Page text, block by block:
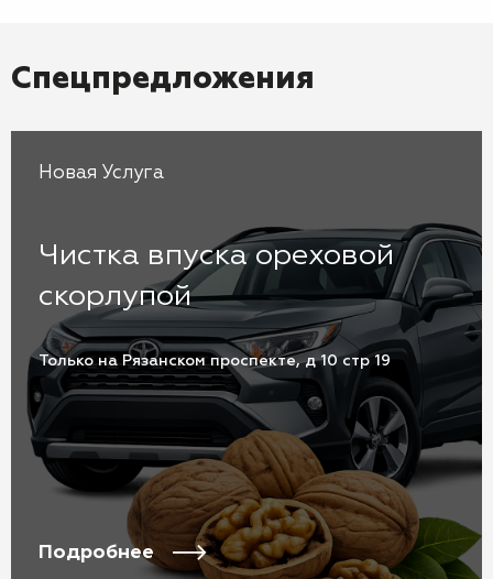
Спецпредложения
Новая Услуга
Чистка впуска ореховой
скорлупой
Только на Рязанском проспекте, д 10 стр 19
Подробнее